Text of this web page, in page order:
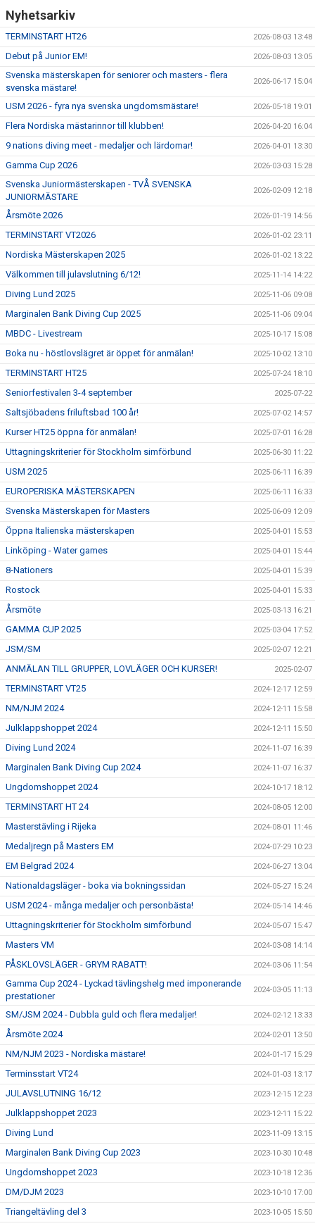
Nyhetsarkiv
TERMINSTART HT26 2026-08-03 13:48
Debut på Junior EM! 2026-08-03 13:05
Svenska mästerskapen för seniorer och masters - flera
svenska mästare!
2026-06-17 15:04
USM 2026 - fyra nya svenska ungdomsmästare! 2026-05-18 19:01
Flera Nordiska mästarinnor till klubben! 2026-04-20 16:04
9 nations diving meet - medaljer och lärdomar! 2026-04-01 13:30
Gamma Cup 2026 2026-03-03 15:28
Svenska Juniormästerskapen - TVÅ SVENSKA
JUNIORMÄSTARE
2026-02-09 12:18
Årsmöte 2026 2026-01-19 14:56
TERMINSTART VT2026 2026-01-02 23:11
Nordiska Mästerskapen 2025 2026-01-02 13:22
Välkommen till julavslutning 6/12! 2025-11-14 14:22
Diving Lund 2025 2025-11-06 09:08
Marginalen Bank Diving Cup 2025 2025-11-06 09:04
MBDC - Livestream 2025-10-17 15:08
Boka nu - höstlovslägret är öppet för anmälan! 2025-10-02 13:10
TERMINSTART HT25 2025-07-24 18:10
Seniorfestivalen 3-4 september 2025-07-22
Saltsjöbadens friluftsbad 100 år! 2025-07-02 14:57
Kurser HT25 öppna för anmälan! 2025-07-01 16:28
Uttagningskriterier för Stockholm simförbund 2025-06-30 11:22
USM 2025 2025-06-11 16:39
EUROPERISKA MÄSTERSKAPEN 2025-06-11 16:33
Svenska Mästerskapen för Masters 2025-06-09 12:09
Öppna Italienska mästerskapen 2025-04-01 15:53
Linköping - Water games 2025-04-01 15:44
8-Nationers 2025-04-01 15:39
Rostock 2025-04-01 15:33
Årsmöte 2025-03-13 16:21
GAMMA CUP 2025 2025-03-04 17:52
JSM/SM 2025-02-07 12:21
ANMÄLAN TILL GRUPPER, LOVLÄGER OCH KURSER! 2025-02-07
TERMINSTART VT25 2024-12-17 12:59
NM/NJM 2024 2024-12-11 15:58
Julklappshoppet 2024 2024-12-11 15:50
Diving Lund 2024 2024-11-07 16:39
Marginalen Bank Diving Cup 2024 2024-11-07 16:37
Ungdomshoppet 2024 2024-10-17 18:12
TERMINSTART HT 24 2024-08-05 12:00
Masterstävling i Rijeka 2024-08-01 11:46
Medaljregn på Masters EM 2024-07-29 10:23
EM Belgrad 2024 2024-06-27 13:04
Nationaldagsläger - boka via bokningssidan 2024-05-27 15:24
USM 2024 - många medaljer och personbästa! 2024-05-14 14:46
Uttagningskriterier för Stockholm simförbund 2024-05-07 15:47
Masters VM 2024-03-08 14:14
PÅSKLOVSLÄGER - GRYM RABATT! 2024-03-06 11:54
Gamma Cup 2024 - Lyckad tävlingshelg med imponerande
prestationer
2024-03-05 11:13
SM/JSM 2024 - Dubbla guld och flera medaljer! 2024-02-12 13:33
Årsmöte 2024 2024-02-01 13:50
NM/NJM 2023 - Nordiska mästare! 2024-01-17 15:29
Terminsstart VT24 2024-01-03 13:17
JULAVSLUTNING 16/12 2023-12-15 12:23
Julklappshoppet 2023 2023-12-11 15:22
Diving Lund 2023-11-09 13:15
Marginalen Bank Diving Cup 2023 2023-10-30 10:48
Ungdomshoppet 2023 2023-10-18 12:36
DM/DJM 2023 2023-10-10 17:00
Triangeltävling del 3 2023-10-05 15:50